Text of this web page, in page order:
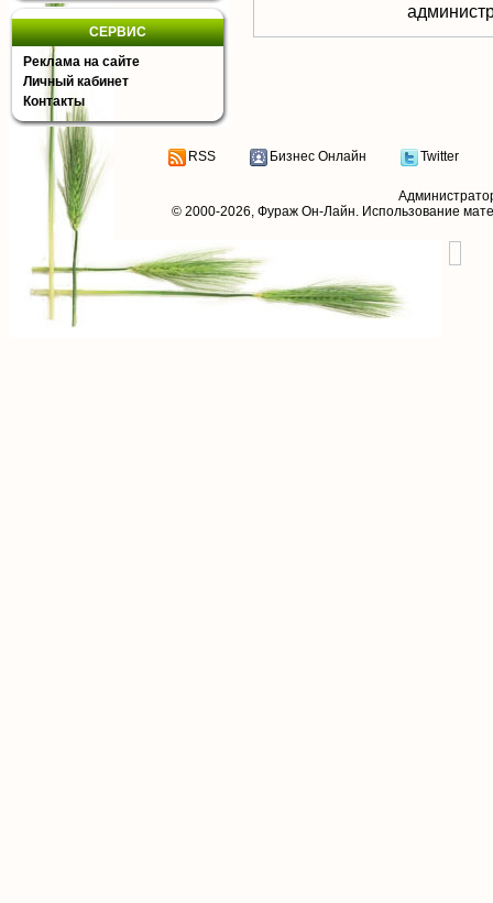
СЕРВИС
Реклама на сайте
Личный кабинет
Контакты
RSS Бизнес Онлайн Twitter
© 2000-2026, Фураж Он-Лайн. Использование